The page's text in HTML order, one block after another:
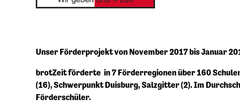
Unser Förderprojekt von November 2017 bis Januar
brotZeit förderte in 7 Förderregionen über 160
(16), Schwerpunkt Duisburg, Salzgitter (2). Im
Förderschüler.